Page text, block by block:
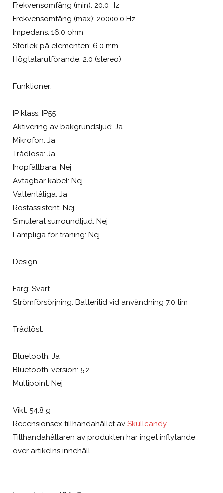
Frekvensomfång (min): 20.0 Hz
Frekvensomfång (max): 20000.0 Hz
Impedans: 16.0 ohm
Storlek på elementen: 6.0 mm
Högtalarutförande: 2.0 (stereo)
Funktioner:
IP klass: IP55
Aktivering av bakgrundsljud: Ja
Mikrofon: Ja
Trådlösa: Ja
Ihopfällbara: Nej
Avtagbar kabel: Nej
Vattentåliga: Ja
Röstassistent: Nej
Simulerat surroundljud: Nej
Lämpliga för träning: Nej
Design
Färg: Svart
Strömförsörjning: Batteritid vid användning 7.0 tim
Trådlöst:
Bluetooth: Ja
Bluetooth-version: 5.2
Multipoint: Nej
Vikt: 54.8 g
Recensionsex tillhandahållet av Skullcandy.
Tillhandahållaren av produkten har inget inflytande
över artikelns innehåll.